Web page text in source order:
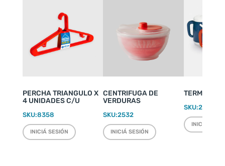
PERCHA TRIANGULO X
4 UNIDADES C/U
SKU:8358
INICIÁ SESIÓN
CENTRIFUGA DE
VERDURAS
SKU:2532
INICIÁ SESIÓN
TERMO
SKU:2220
INICIÁ